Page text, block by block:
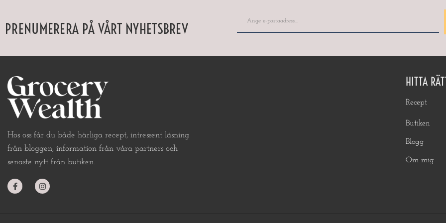
PRENUMERERA PÅ VÅRT NYHETSBREV
Hos oss får du både härliga recept, intressent läsning
från bloggen, information från våra partners och
senaste nytt från butiken.
HITTA
Recept
Butiken
Blogg
Om mig